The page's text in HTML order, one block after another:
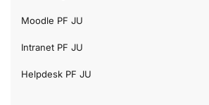
Moodle PF JU
Intranet PF JU
Helpdesk PF JU